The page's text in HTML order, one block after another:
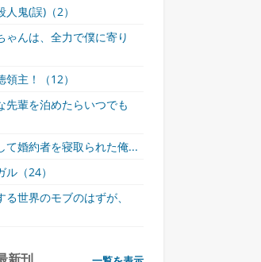
鬼(誤)（2）
ゃんは、全力で僕に寄り
主！（12）
先輩を泊めたらいつでも
て婚約者を寝取られた俺...
（24）
世界のモブのはずが、